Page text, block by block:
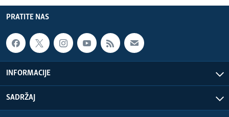
Jezici
PRATITE NAS
INFORMACIJE
SADRŽAJ